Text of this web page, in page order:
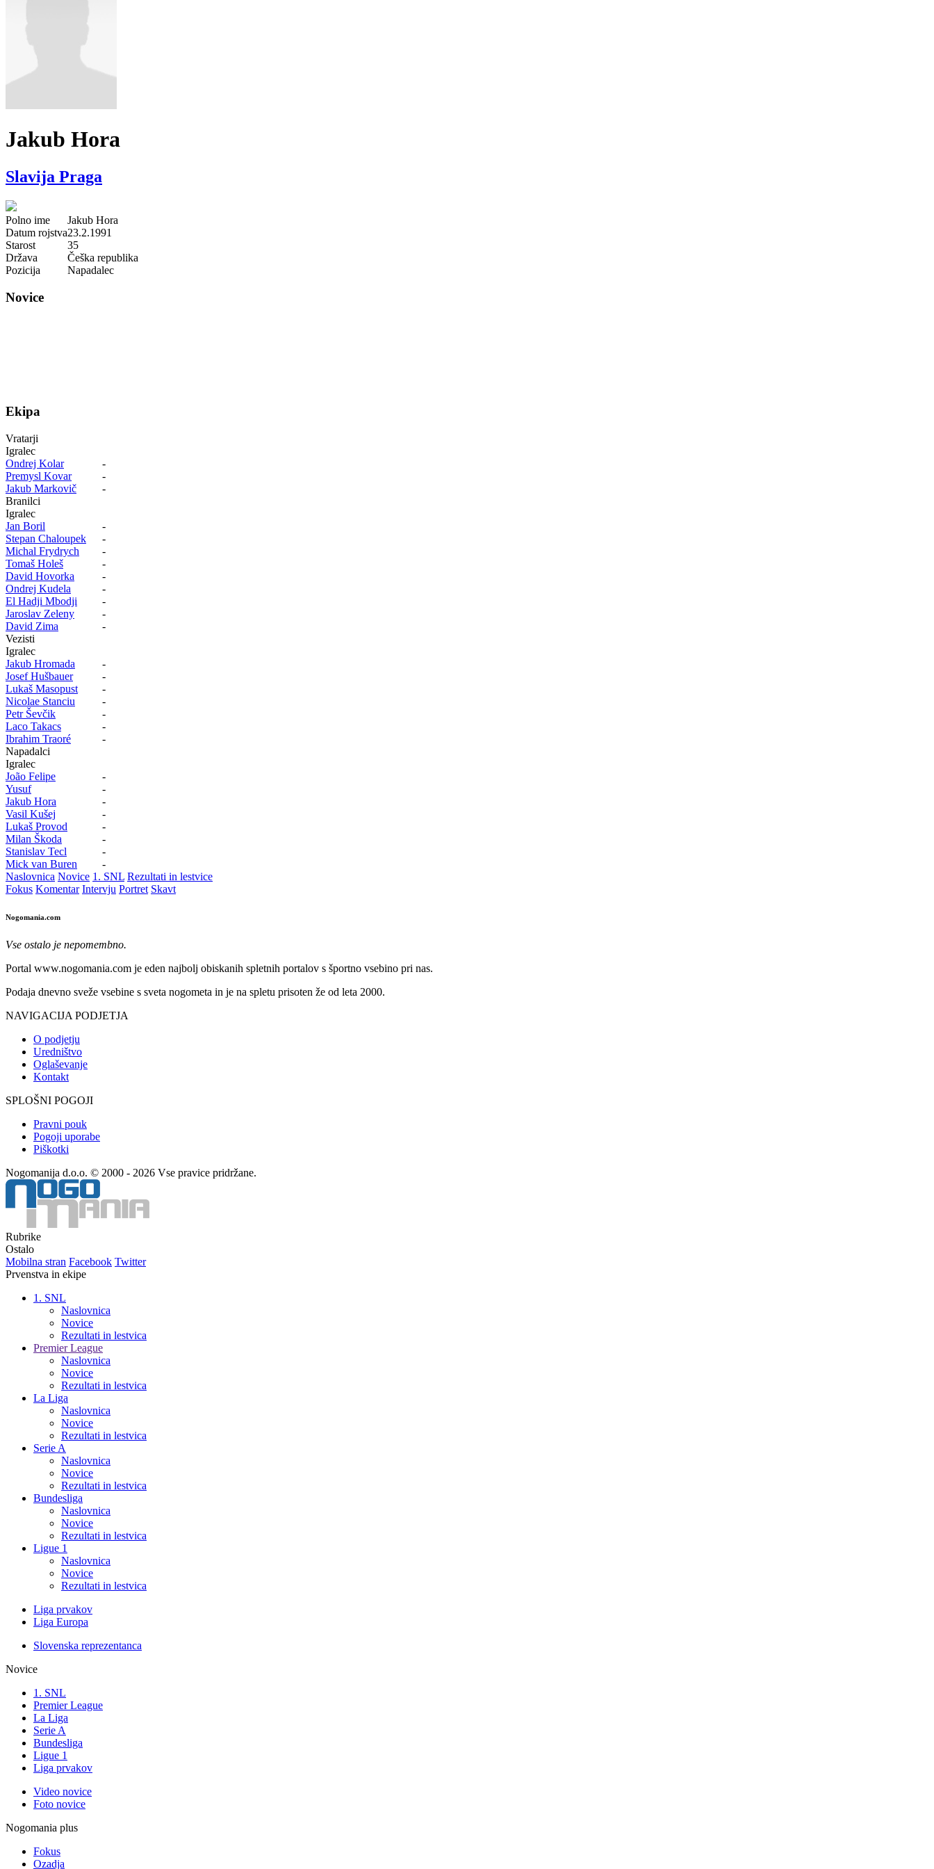
Jakub Hora
Slavija Praga
Polno ime
Jakub Hora
Datum rojstva23.2.1991
Starost
35
Država
Češka republika
Pozicija
Napadalec
Novice
Ekipa
Vratarji
Igralec
Ondrej Kolar
-
Premysl Kovar
-
Jakub Markovič
-
Branilci
Igralec
Jan Boril
-
Stepan Chaloupek
-
Michal Frydrych
-
Tomaš Holeš
-
David Hovorka
-
Ondrej Kudela
-
El Hadji Mbodji
-
Jaroslav Zeleny
-
David Zima
-
Vezisti
Igralec
Jakub Hromada
-
Josef Hušbauer
-
Lukaš Masopust
-
Nicolae Stanciu
-
Petr Ševčik
-
Laco Takacs
-
Ibrahim Traoré
-
Napadalci
Igralec
João Felipe
-
Yusuf
-
Jakub Hora
-
Vasil Kušej
-
Lukaš Provod
-
Milan Škoda
-
Stanislav Tecl
-
Mick van Buren
-
Naslovnica Novice 1. SNL Rezultati in lestvice
Fokus Komentar Intervju Portret Skavt
Nogomania.com
Vse ostalo je nepomembno.
Portal www.nogomania.com je eden najbolj obiskanih spletnih portalov s športno vsebino pri nas.
Podaja dnevno sveže vsebine s sveta nogometa in je na spletu prisoten že od leta 2000.
NAVIGACIJA PODJETJA
O podjetju
Uredništvo
Oglaševanje
Kontakt
SPLOŠNI POGOJI
Pravni pouk
Pogoji uporabe
Piškotki
Nogomanija d.o.o. © 2000 - 2026 Vse pravice pridržane.
Rubrike
Ostalo
Mobilna stran Facebook Twitter
Prvenstva in ekipe
1. SNL
Naslovnica
Novice
Rezultati in lestvica
Premier League
Naslovnica
Novice
Rezultati in lestvica
La Liga
Naslovnica
Novice
Rezultati in lestvica
Serie A
Naslovnica
Novice
Rezultati in lestvica
Bundesliga
Naslovnica
Novice
Rezultati in lestvica
Ligue 1
Naslovnica
Novice
Rezultati in lestvica
Liga prvakov
Liga Europa
Slovenska reprezentanca
Novice
1. SNL
Premier League
La Liga
Serie A
Bundesliga
Ligue 1
Liga prvakov
Video novice
Foto novice
Nogomania plus
Fokus
Ozadja